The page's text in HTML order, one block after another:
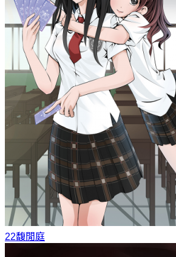
22馥閒庭